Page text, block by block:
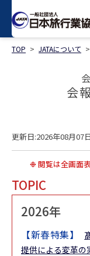
TOP > JATAについて >
会
更新日:2026年08月07
❉ 閲覧は全画面
TOPIC
2026年
【新春特集】
提供による変革の